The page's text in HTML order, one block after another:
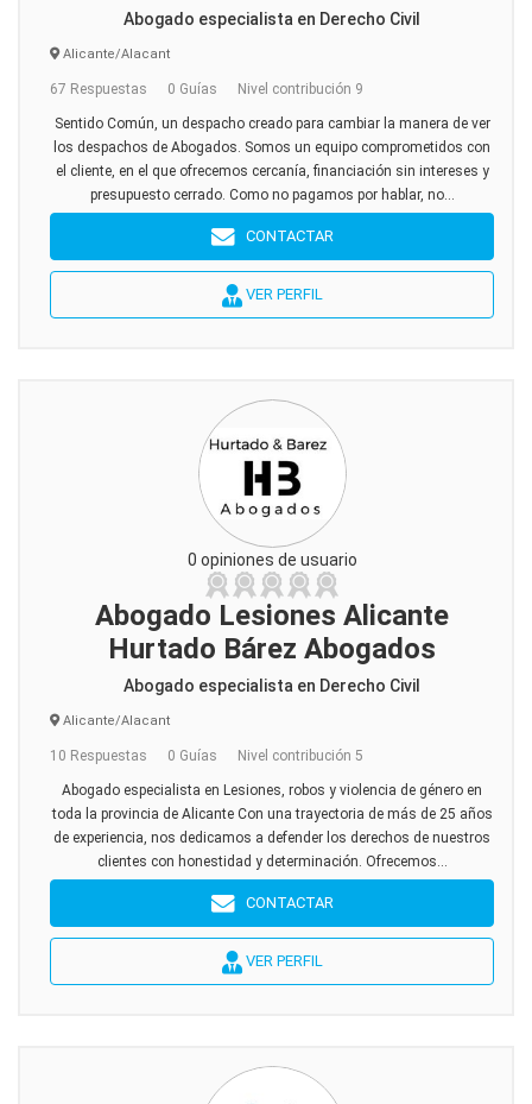
Abogado especialista en Derecho Civil
Alicante/Alacant
67 Respuestas 0 Guías Nivel contribución 9
Sentido Común, un despacho creado para cambiar la manera de ver
los despachos de Abogados. Somos un equipo comprometidos con
el cliente, en el que ofrecemos cercanía, financiación sin intereses y
presupuesto cerrado. Como no pagamos por hablar, no...
CONTACTAR
VER PERFIL
0 opiniones de usuario
Abogado Lesiones Alicante
Hurtado Bárez Abogados
Abogado especialista en Derecho Civil
Alicante/Alacant
10 Respuestas 0 Guías Nivel contribución 5
Abogado especialista en Lesiones, robos y violencia de género en
toda la provincia de Alicante Con una trayectoria de más de 25 años
de experiencia, nos dedicamos a defender los derechos de nuestros
clientes con honestidad y determinación. Ofrecemos...
CONTACTAR
VER PERFIL